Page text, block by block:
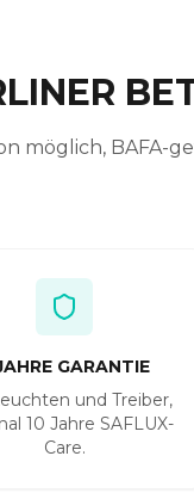
möglich, BAFA-
GARANTIE
und Treiber,
10 Jahre SAFLUX-
Care.